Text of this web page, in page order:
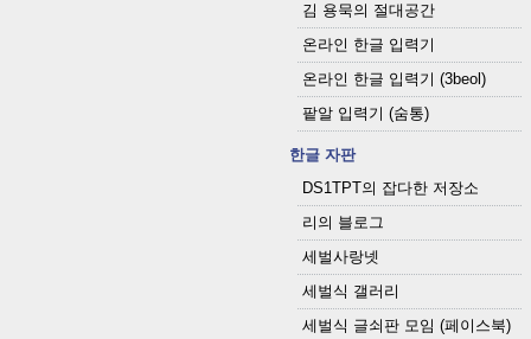
김 용묵의 절대공간
온라인 한글 입력기
온라인 한글 입력기 (3beol)
팥알 입력기 (숨통)
한글 자판
DS1TPT의 잡다한 저장소
리의 블로그
세벌사랑넷
세벌식 갤러리
세벌식 글쇠판 모임 (페이스북)